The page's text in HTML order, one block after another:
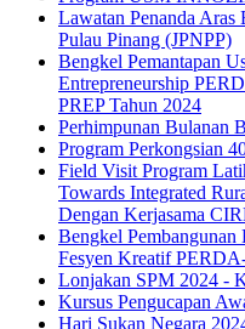
Lawatan Penanda Aras
Pulau Pinang (JPNPP)
Bengkel Pemantapan
Entrepreneurship
PREP Tahun 2024
Perhimpunan Bulanan
Program Perkongsian
Field Visit Program
Towards Integrated
Dengan Kerjasama
Bengkel
Fesyen Kreatif
Lonjakan SPM 2024 -
Kursus Pengucapan
Hari Sukan Negara